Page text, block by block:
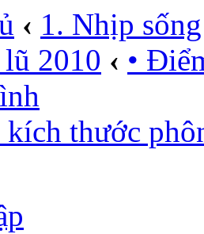
‹ 1. Nhịp
2010 ‹ •
thước